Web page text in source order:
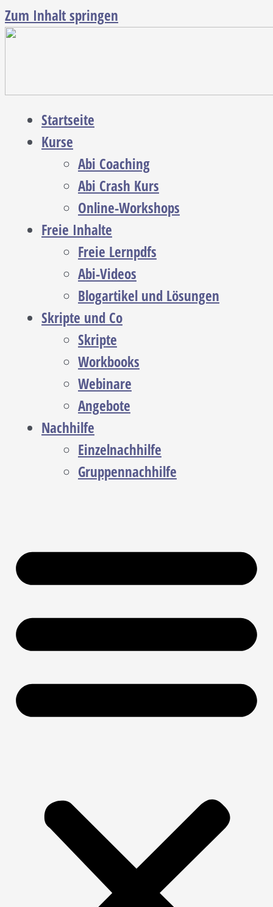
Zum Inhalt springen
Startseite
Kurse
Abi Coaching
Abi Crash Kurs
Online-Workshops
Freie Inhalte
Freie Lernpdfs
Abi-Videos
Blogartikel und Lösungen
Skripte und Co
Skripte
Workbooks
Webinare
Angebote
Nachhilfe
Einzelnachhilfe
Gruppennachhilfe